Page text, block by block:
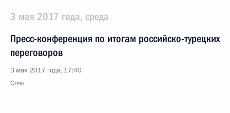
3 мая 2017 года, среда
Пресс-конференция по итогам российско-турецких
переговоров
3 мая 2017 года, 17:40
Сочи